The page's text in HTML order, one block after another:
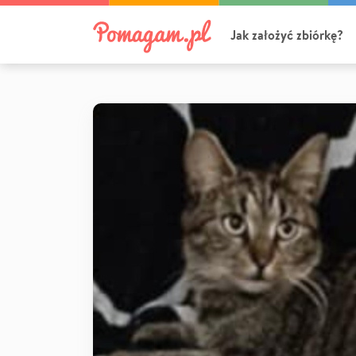
Jak założyć zbiórkę?